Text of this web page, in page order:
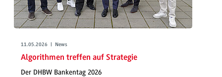
11.05.2026 | News
Algorithmen treffen auf Strategie
Der DHBW Bankentag 2026